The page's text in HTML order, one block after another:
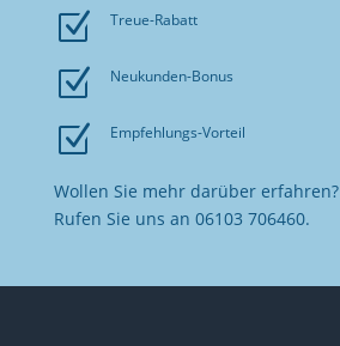
Z Treue-Rabatt
Z Neukunden-Bonus
Z Empfehlungs-Vorteil
Wollen Sie mehr darüber erfahren?
Rufen Sie uns an 06103 706460.